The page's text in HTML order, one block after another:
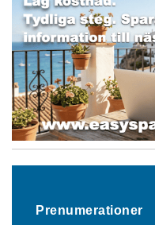
Prenumerationer